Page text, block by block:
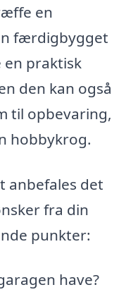
en
færdigbygget
praktisk
den kan også
til opbevaring,
hobbykrog.
anbefales det
fra din
punkter:
have?